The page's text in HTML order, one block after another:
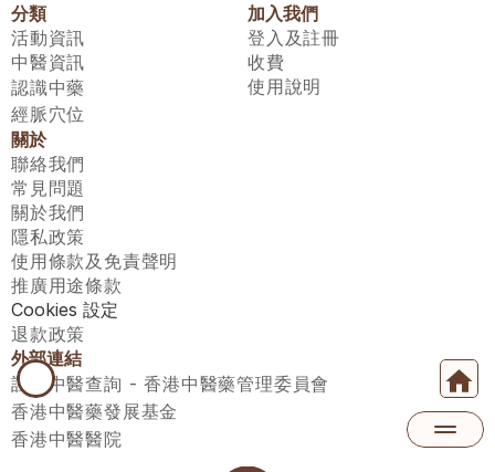
分類
活動資訊
中醫資訊
認識中藥
經脈穴位
加入我們
登入及註冊
收費
使用說明
關於
聯絡我們
常見問題
關於我們
隱私政策
使用條款及免責聲明
推廣用途條款
Cookies 設定
退款政策
外部連結
註冊中醫查詢 - 香港中醫藥管理委員會
香港中醫藥發展基金
香港中醫醫院